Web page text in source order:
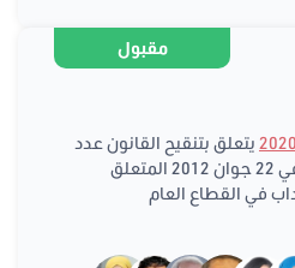
مقبول
يتعلق بتنقيح القانون عدد
4 لسنة 2012 المؤرخ في 22 جوان 2012 المتعلق
في القطاع العام